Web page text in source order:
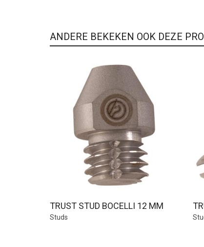
ANDERE BEKEKEN OOK DEZE
TRUST STUD BOCELLI 12 MM
Studs